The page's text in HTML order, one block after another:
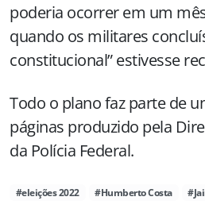
poderia ocorrer em um
quando os militares
constitucional” estivesse
Todo o plano faz parte de
páginas produzido pela
da Polícia Federal.
#eleições 2022 #Humberto Costa